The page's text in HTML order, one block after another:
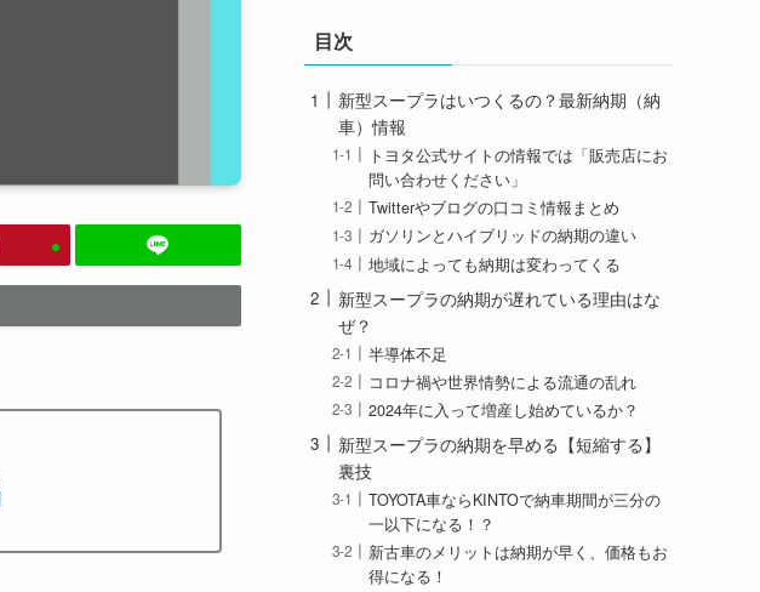
目次
新型スープラはいつくるの？最新納期（納
車）情報
トヨタ公式サイトの情報では「販売店にお
問い合わせください」
Twitterやブログの口コミ情報まとめ
ガソリンとハイブリッドの納期の違い
地域によっても納期は変わってくる
新型スープラの納期が遅れている理由はな
ぜ？
半導体不足
コロナ禍や世界情勢による流通の乱れ
2024年に入って増産し始めているか？
新型スープラの納期を早める【短縮する】
裏技
TOYOTA車ならKINTOで納車期間が三分の
一以下になる！？
新古車のメリットは納期が早く、価格もお
得になる！